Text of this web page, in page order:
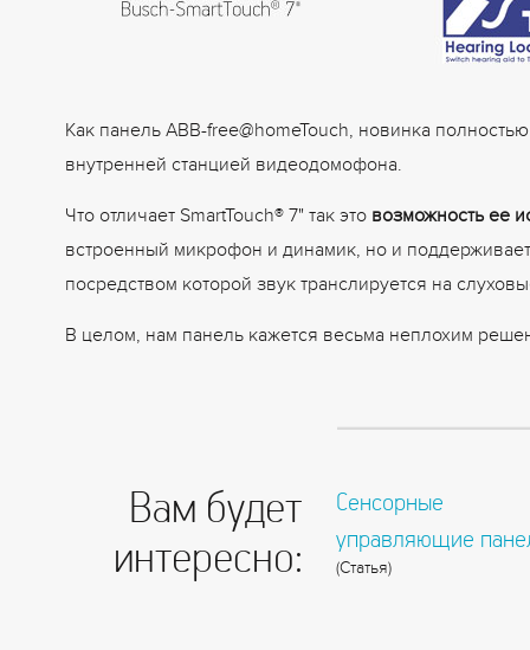
Как панель ABB-free@homeTouch, новинка
внутренней станцией видеодомофона.
Что отличает SmartTouch® 7" так это возможность ее
встроенный микрофон и динамик, но и
посредством которой звук транслируется на
В целом, нам панель кажется весьма неплохим
Вам будет
интересно:
Сенсорные
управляющие
(Статья)